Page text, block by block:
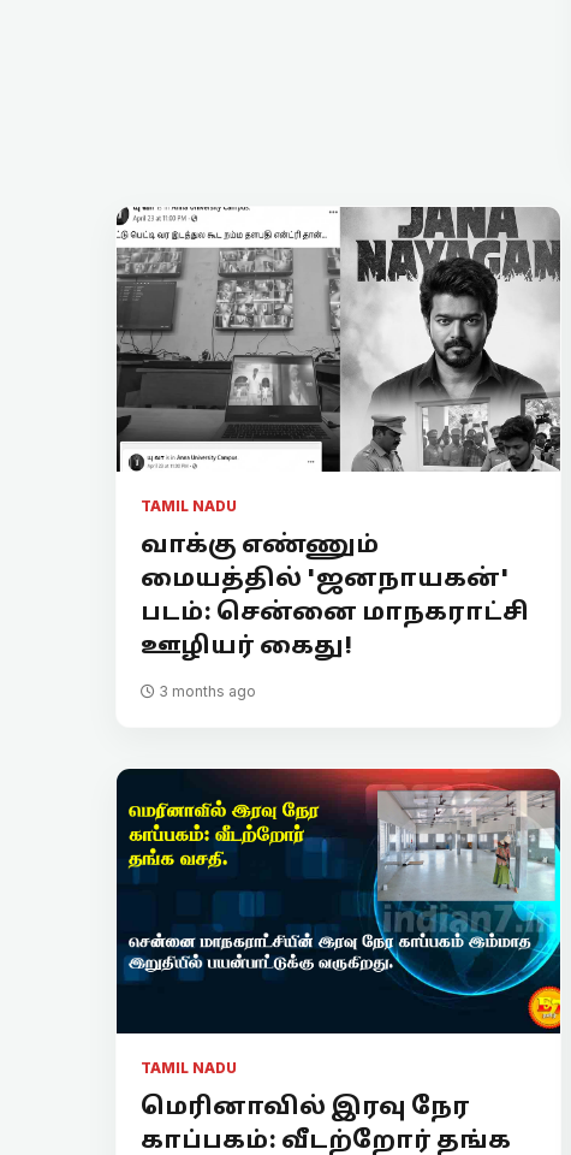
TAMIL NADU
வாக்கு எண்ணும்
மையத்தில் 'ஜனநாயகன்'
படம்: சென்னை மாநகராட்சி
ஊழியர் கைது!
3 months ago
TAMIL NADU
மெரினாவில் இரவு நேர
காப்பகம்: வீடற்றோர் தங்க